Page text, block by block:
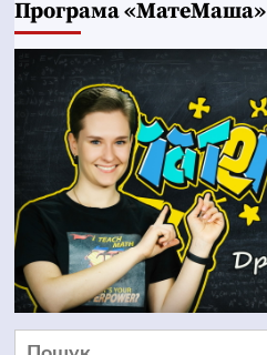
Програма «МатеМаша»
Пошук: